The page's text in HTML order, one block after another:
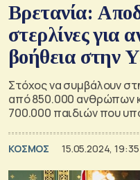
Βρετανία:
στερλίνες για
βοήθεια στην
Στόχος να συμβάλουν
από 850.000 ανθρώπων
700.000 παιδιών που
ΚΟΣΜΟΣ 15.05.2024, 19:35